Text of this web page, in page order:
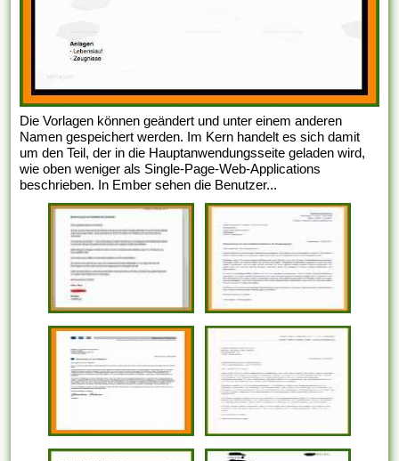
Die Vorlagen können geändert und unter einem anderen
Namen gespeichert werden. Im Kern handelt es sich damit
um den Teil, der in die Hauptanwendungsseite geladen wird,
wie oben weniger als Single-Page-Web-Applications
beschrieben. In Ember sehen die Benutzer...